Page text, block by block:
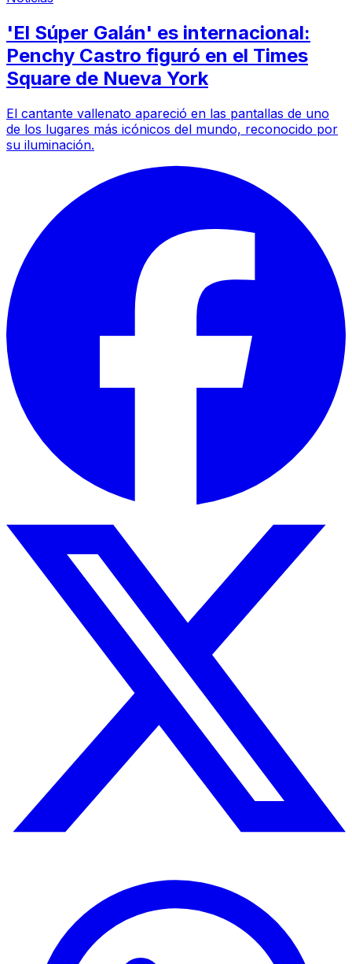
'El Súper Galán' es internacional:
Penchy Castro figuró en el Times
Square de Nueva York
El cantante vallenato apareció en las pantallas de uno
de los lugares más icónicos del mundo, reconocido por
su iluminación.